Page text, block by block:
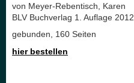
von Meyer-Rebentisch, Karen
BLV Buchverlag 1. Auflage 2012
gebunden, 160 Seiten
hier bestellen